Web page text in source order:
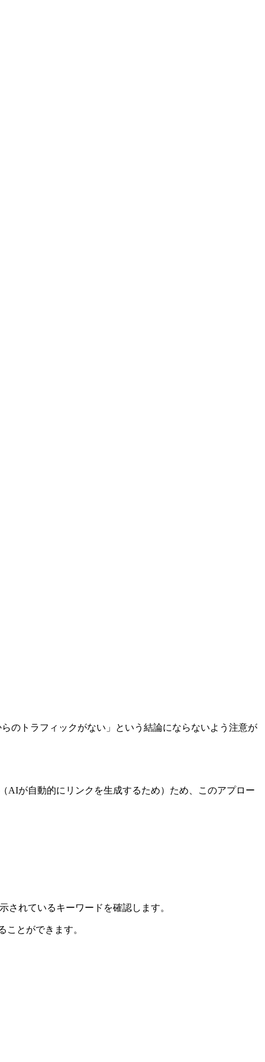
のトラフィックがない」という結論にならないよう注意が
AIが自動的にリンクを生成するため）ため、このアプロー
れているキーワードを確認します。
ことができます。